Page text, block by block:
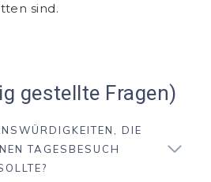
sind.
gestellte Fragen)
DIE
TAGESBESUCH